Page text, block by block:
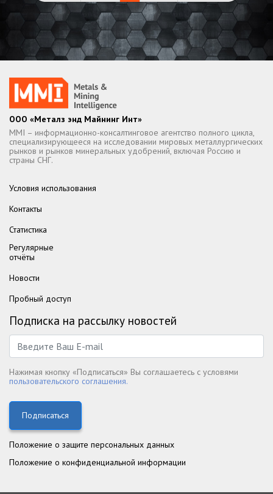
ООО «Металз энд Майнинг Инт»
MMI – информационно-консалтинговое агентство полного цикла,
специализирующееся на исследовании мировых металлургических
рынков и рынков минеральных удобрений, включая Россию и
страны СНГ.
Условия использования
Контакты
Статистика
Регулярные
отчёты
Новости
Пробный доступ
Подписка на рассылку новостей
Нажимая кнопку «Подписаться» Вы соглашаетесь с условями
пользовательского соглашения.
Подписаться
Положение о защите персональных данных
Положение о конфиденциальной информации